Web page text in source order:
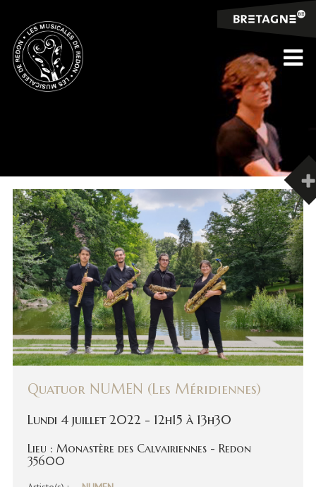
Quatuor NUMEN (Les Méridiennes)
Lundi 4 juillet 2022 - 12h15 à 13h30
Lieu : Monastère des Calvairiennes - Redon
35600